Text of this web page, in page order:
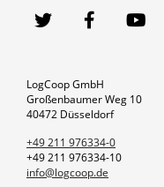
LogCoop GmbH
Großenbaumer Weg 10
40472 Düsseldorf
+49 211 976334-0
+49 211 976334-10
info@logcoop.de